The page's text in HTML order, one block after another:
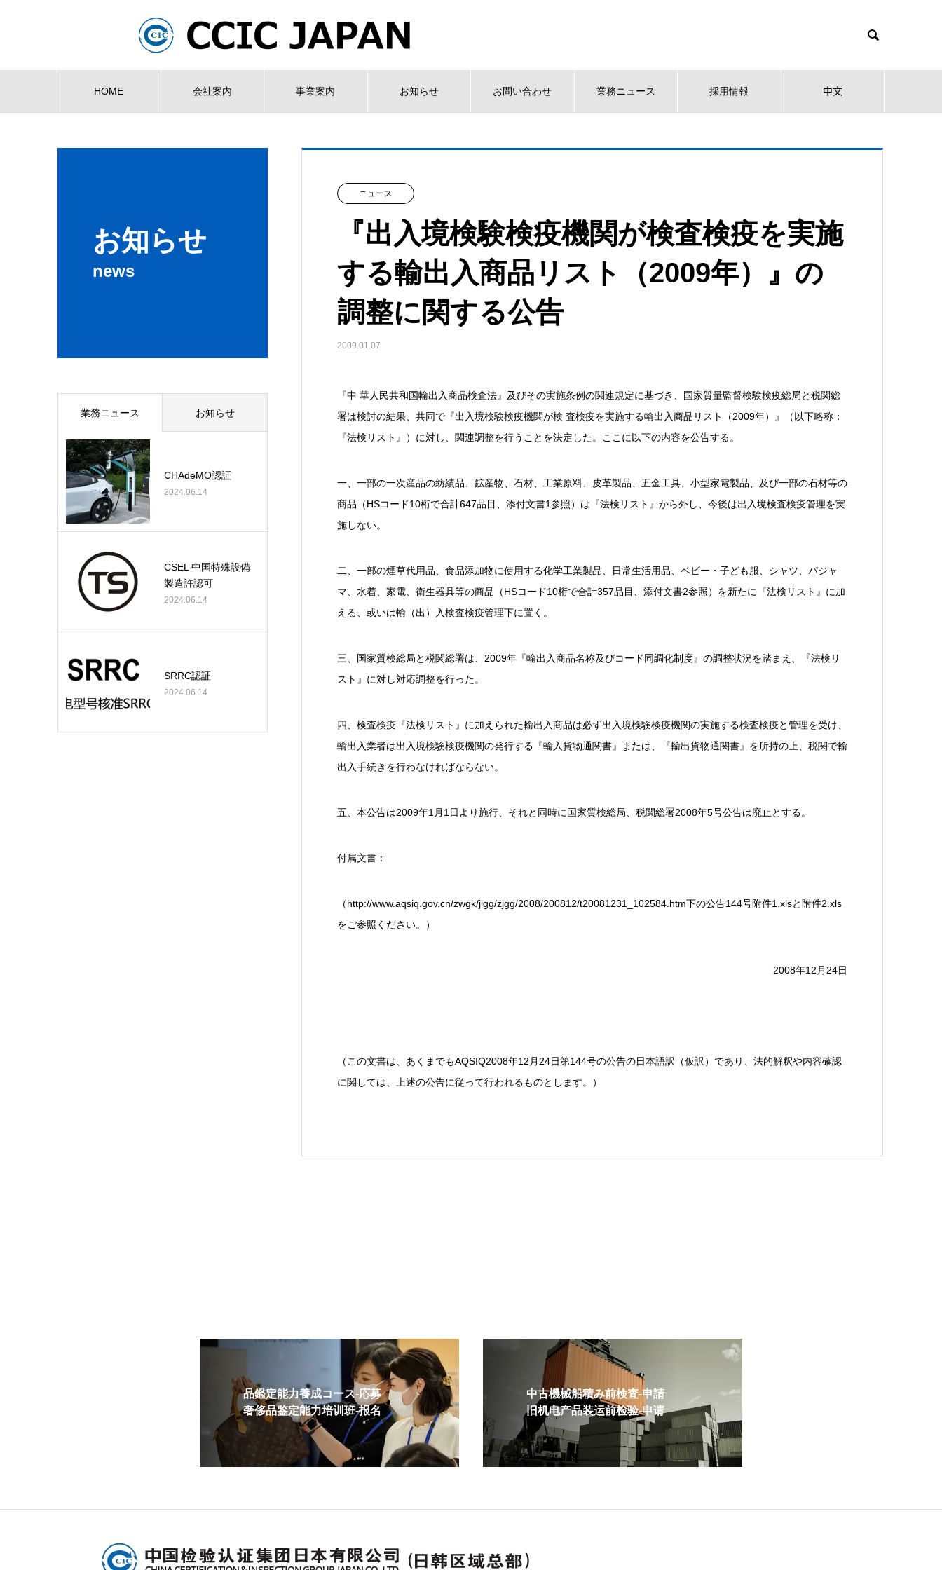

HOME 会社案内 事業案内 お知らせ お問い合わせ 業務ニュース 採用情報 中文
お知らせ
news
ニュース
『出入境検験検疫機関が検査検疫を実施
する輸出入商品リスト（2009年）』の
調整に関する公告
2009.01.07
『中 華人民共和国輸出入商品検査法』及びその実施条例の関連規定に基づき、国家質量監督検験検疫総局と税関総
署は検討の結果、共同で『出入境検験検疫機関が検 査検疫を実施する輸出入商品リスト（2009年）』（以下略称：
『法検リスト』）に対し、関連調整を行うことを決定した。ここに以下の内容を公告する。
一、一部の一次産品の紡績品、鉱産物、石材、工業原料、皮革製品、五金工具、小型家電製品、及び一部の石材等の
商品（HSコード10桁で合計647品目、添付文書1参照）は『法検リスト』から外し、今後は出入境検査検疫管理を実
施しない。
二、一部の煙草代用品、食品添加物に使用する化学工業製品、日常生活用品、ベビー・子ども服、シャツ、パジャ
マ、水着、家電、衛生器具等の商品（HSコード10桁で合計357品目、添付文書2参照）を新たに『法検リスト』に加
える、或いは輸（出）入検査検疫管理下に置く。
三、国家質検総局と税関総署は、2009年『輸出入商品名称及びコード同調化制度』の調整状況を踏まえ、『法検リ
スト』に対し対応調整を行った。
四、検査検疫『法検リスト』に加えられた輸出入商品は必ず出入境検験検疫機関の実施する検査検疫と管理を受け、
輸出入業者は出入境検験検疫機関の発行する『輸入貨物通関書』または、『輸出貨物通関書』を所持の上、税関で輸
出入手続きを行わなければならない。
五、本公告は2009年1月1日より施行、それと同時に国家質検総局、税関総署2008年5号公告は廃止とする。
付属文書：
（http://www.aqsiq.gov.cn/zwgk/jlgg/zjgg/2008/200812/t20081231_102584.htm下の公告144号附件1.xlsと附件2.xls
をご参照ください。）
2008年12月24日
（この文書は、あくまでもAQSIQ2008年12月24日第144号の公告の日本語訳（仮訳）であり、法的解釈や内容確認
に関しては、上述の公告に従って行われるものとします。）
業務ニュース お知らせ
CHAdeMO認証
2024.06.14
CSEL 中国特殊設備
製造許認可
2024.06.14
SRRC認証
2024.06.14
品鑑定能力養成コース-応募
奢侈品鉴定能力培训班-报名
中古機械船積み前検査-申請
旧机电产品装运前检验-申请